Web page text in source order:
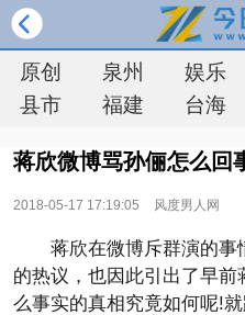
原创 泉州 娱乐
县市
福建 台海
蒋欣微博骂孙俪怎么回
2018-05-17 17:19:05 风度男人网
蒋欣在微博斥群演的事
的热议，也因此引出了早
么事实的真相究竟如何呢!